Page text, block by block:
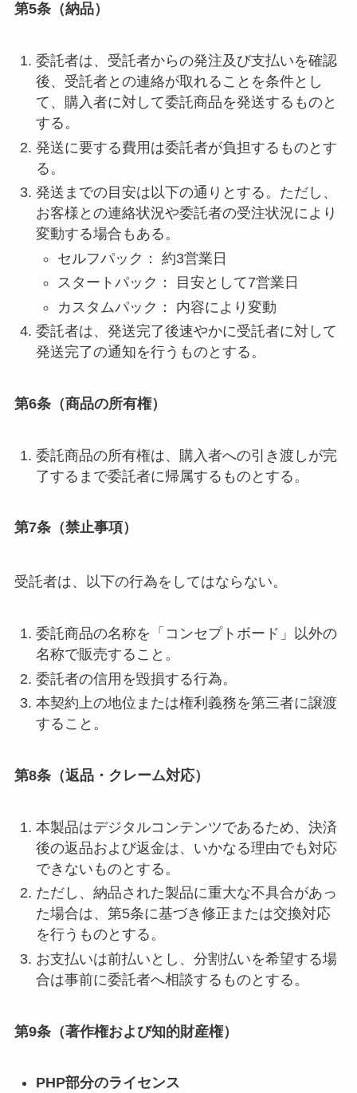
第5条（納品）
委託者は、受託者からの発注及び支払いを確認
後、受託者との連絡が取れることを条件とし
て、購入者に対して委託商品を発送するものと
する。
発送に要する費用は委託者が負担するものとす
る。
発送までの目安は以下の通りとする。ただし、
お客様との連絡状況や委託者の受注状況により
変動する場合もある。
セルフパック： 約3営業日
スタートパック： 目安として7営業日
カスタムパック： 内容により変動
委託者は、発送完了後速やかに受託者に対して
発送完了の通知を行うものとする。
第6条（商品の所有権）
委託商品の所有権は、購入者への引き渡しが完
了するまで委託者に帰属するものとする。
第7条（禁止事項）
受託者は、以下の行為をしてはならない。
委託商品の名称を「コンセプトボード」以外の
名称で販売すること。
委託者の信用を毀損する行為。
本契約上の地位または権利義務を第三者に譲渡
すること。
第8条（返品・クレーム対応）
本製品はデジタルコンテンツであるため、決済
後の返品および返金は、いかなる理由でも対応
できないものとする。
ただし、納品された製品に重大な不具合があっ
た場合は、第5条に基づき修正または交換対応
を行うものとする。
お支払いは前払いとし、分割払いを希望する場
合は事前に委託者へ相談するものとする。
第9条（著作権および知的財産権）
PHP部分のライセンス